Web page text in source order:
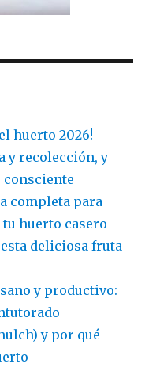
huerto 2026!
y recolección, y
consciente
completa para
huerto casero
deliciosa fruta
y productivo:
y por qué